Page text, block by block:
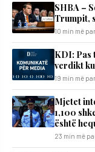
SHBA –
Trumpit,
10 min më
KDI: Pas
verdikt
19 min më
Mjetet
1,100
është
23 min më